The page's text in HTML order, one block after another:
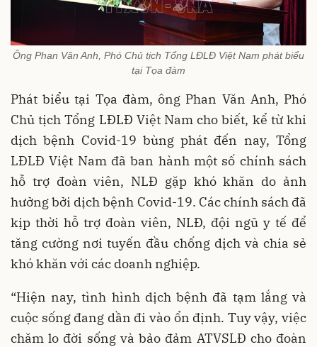
Ông Phan Văn Anh, Phó Chủ tịch Tổng LĐLĐ Việt Nam phát biểu
tại Tọa đàm
Phát biểu tại Tọa đàm, ông Phan Văn Anh, Phó
Chủ tịch Tổng LĐLĐ Việt Nam cho biết, kể từ khi
dịch bệnh Covid-19 bùng phát đến nay, Tổng
LĐLĐ Việt Nam đã ban hành một số chính sách
hỗ trợ đoàn viên, NLĐ gặp khó khăn do ảnh
hưởng bởi dịch bệnh Covid-19. Các chính sách đã
kịp thời hỗ trợ đoàn viên, NLĐ, đội ngũ y tế để
tăng cường nơi tuyến đầu chống dịch và chia sẻ
khó khăn với các doanh nghiệp.
“Hiện nay, tình hình dịch bệnh đã tạm lắng và
cuộc sống đang dần đi vào ổn định. Tuy vậy, việc
chăm lo đời sống và bảo đảm ATVSLĐ cho đoàn